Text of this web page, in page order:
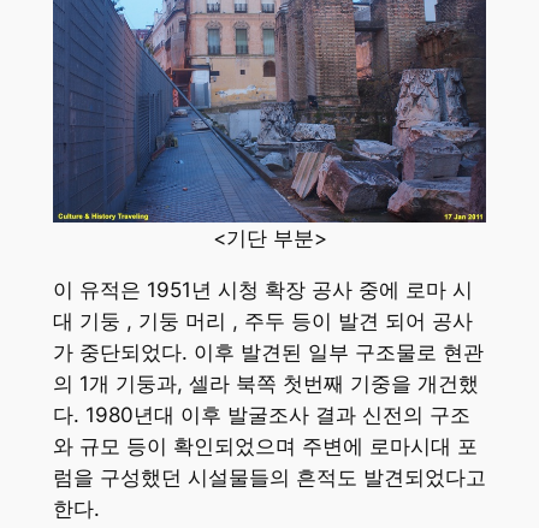
<기단 부분>
이 유적은 1951년 시청 확장 공사 중에 로마 시
대 기둥 , 기둥 머리 , 주두 등이 발견 되어 공사
가 중단되었다. 이후 발견된 일부 구조물로 현관
의 1개 기둥과, 셀라 북쪽 첫번째 기중을 개건했
다. 1980년대 이후 발굴조사 결과 신전의 구조
와 규모 등이 확인되었으며 주변에 로마시대 포
럼을 구성했던 시설물들의 흔적도 발견되었다고
한다.